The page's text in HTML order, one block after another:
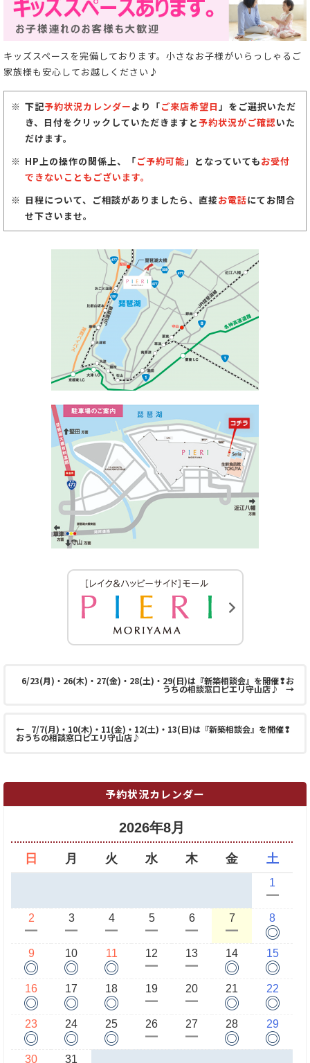
キッズスペースを完備しております。小さなお子様がいらっしゃるご
家族様も安心してお越しください♪
下記予約状況カレンダーより「ご来店希望日」をご選択いただ
き、日付をクリックしていただきますと予約状況がご確認いた
だけます。
HP上の操作の関係上、「ご予約可能」となっていてもお受付
できないこともございます。
日程について、ご相談がありましたら、直接お電話にてお問合
せ下さいませ。
6/23(月)・26(木)・27(金)・28(土)・29(日)は『新築相談会』を開催❢お
うちの相談窓口ピエリ守山店♪ →
← 7/7(月)・10(木)・11(金)・12(土)・13(日)は『新築相談会』を開催❢
おうちの相談窓口ピエリ守山店♪
予約状況カレンダー
2026年8月
日 月 火 水 木 金 土
1
ー
2
ー
3
ー
4
ー
5
ー
6
ー
7
ー
8
◎
9
◎
10
◎
11
◎
12
ー
13
ー
14
◎
15
◎
16
◎
17
◎
18
◎
19
ー
20
ー
21
◎
22
◎
23
◎
24
◎
25
◎
26
ー
27
ー
28
◎
29
◎
30 31